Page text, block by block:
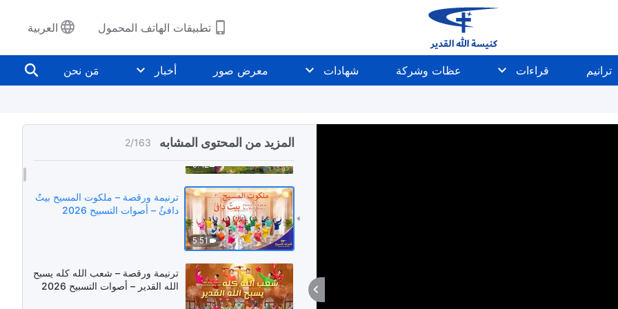
تطبيقات الهاتف المحمول العربية
ترانيم قراءات عظات وشركة شهادات معرض صور أخبار مَن نحن
المزيد من المحتوى المشابه 2/163
3:42
للبشريَّة
5:51
ترنيمة ورقصة – ملكوت المسيح بيتٌ
دافئٌ – أصوات التسبيح 2026
ترنيمة ورقصة – شعب الله كله يسبح
الله القدير – أصوات التسبيح 2026